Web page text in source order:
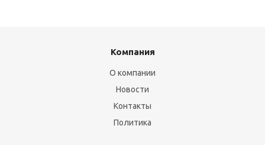
Компания
О компании
Новости
Контакты
Политика